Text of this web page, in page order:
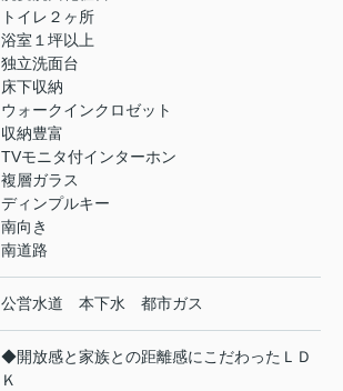
トイレ２ヶ所
浴室１坪以上
独立洗面台
床下収納
ウォークインクロゼット
収納豊富
TVモニタ付インターホン
複層ガラス
ディンプルキー
南向き
南道路
公営水道 本下水 都市ガス
◆開放感と家族との距離感にこだわったＬＤ
Ｋ